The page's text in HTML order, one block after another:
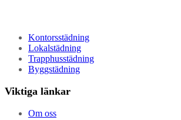
Kontorsstädning
Lokalstädning
Trapphusstädning
Byggstädning
Viktiga länkar
Om oss